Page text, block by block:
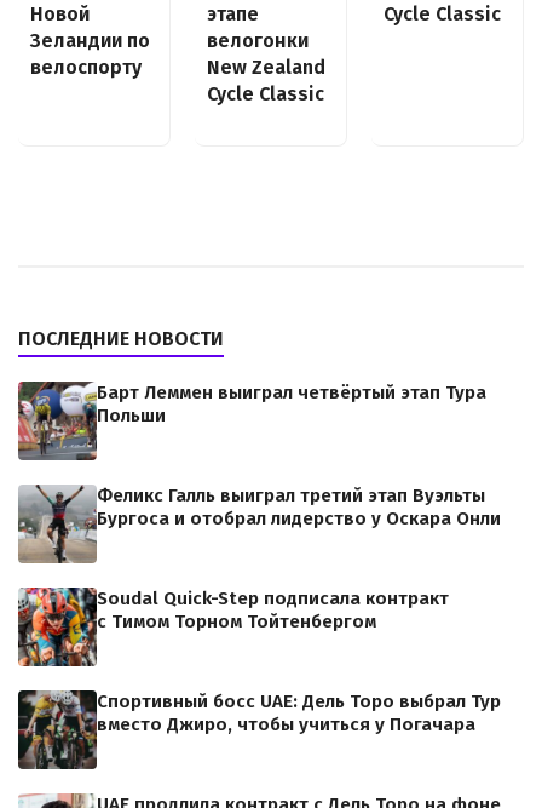
Новой
Зеландии по
велоспорту
этапе
велогонки
New Zealand
Cycle Classic
Cycle Classic
ПОСЛЕДНИЕ НОВОСТИ
Барт Леммен выиграл четвёртый этап Тура
Польши
Феликс Галль выиграл третий этап Вуэльты
Бургоса и отобрал лидерство у Оскара Онли
Soudal Quick-Step подписала контракт
с Тимом Торном Тойтенбергом
Спортивный босс UAE: Дель Торо выбрал Тур
вместо Джиро, чтобы учиться у Погачара